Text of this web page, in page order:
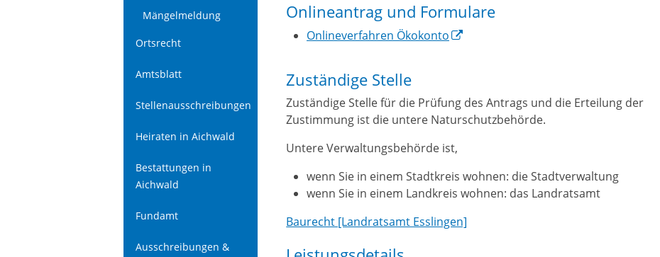
Mängelmeldung
Ortsrecht
Amtsblatt
Stellenausschreibungen
Heiraten in Aichwald
Bestattungen in
Aichwald
Fundamt
Ausschreibungen &
Onlineantrag und Formulare
Onlineverfahren Ökokonto
Zuständige Stelle
Zuständige Stelle für die Prüfung des Antrags und die Erteilung der
Zustimmung ist die untere Naturschutzbehörde.
Untere Verwaltungsbehörde ist,
wenn Sie in einem Stadtkreis wohnen: die Stadtverwaltung
wenn Sie in einem Landkreis wohnen: das Landratsamt
Baurecht [Landratsamt Esslingen]